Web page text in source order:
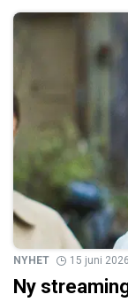
NYHET 15 juni 2026
Ny